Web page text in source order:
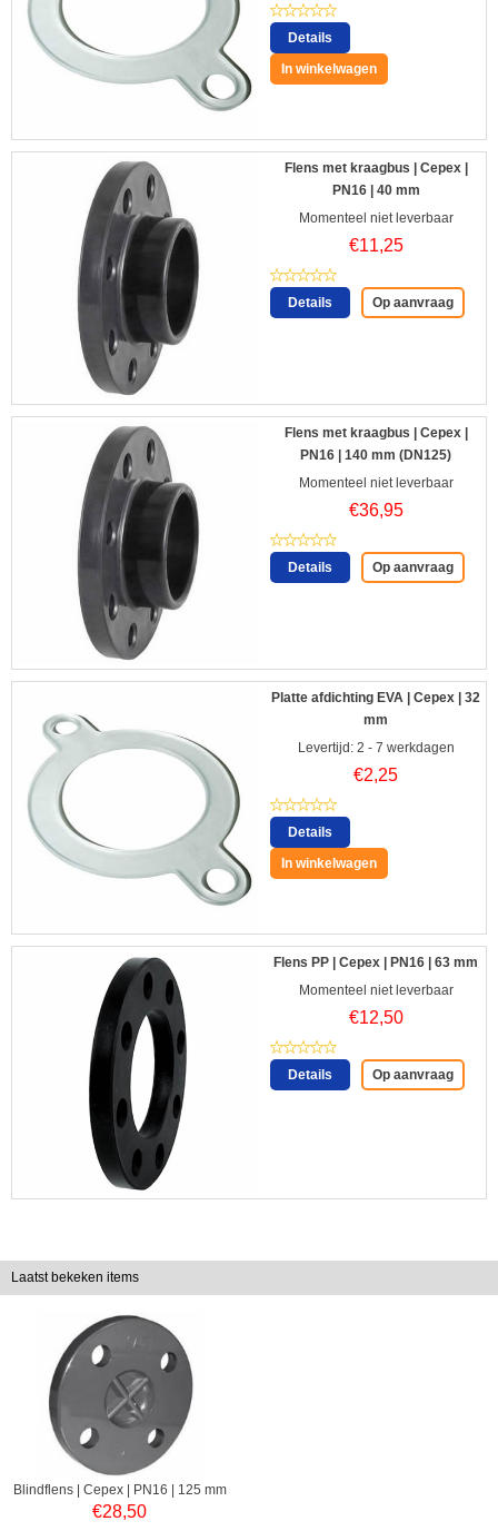
Details
In winkelwagen
Flens met kraagbus | Cepex |
PN16 | 40 mm
Momenteel niet leverbaar
€11,25
Details Op aanvraag
Flens met kraagbus | Cepex |
PN16 | 140 mm (DN125)
Momenteel niet leverbaar
€36,95
Details Op aanvraag
Platte afdichting EVA | Cepex | 32
mm
Levertijd: 2 - 7 werkdagen
€2,25
Details
In winkelwagen
Flens PP | Cepex | PN16 | 63 mm
Momenteel niet leverbaar
€12,50
Details Op aanvraag
Laatst bekeken items
Blindflens | Cepex | PN16 | 125 mm
€28,50